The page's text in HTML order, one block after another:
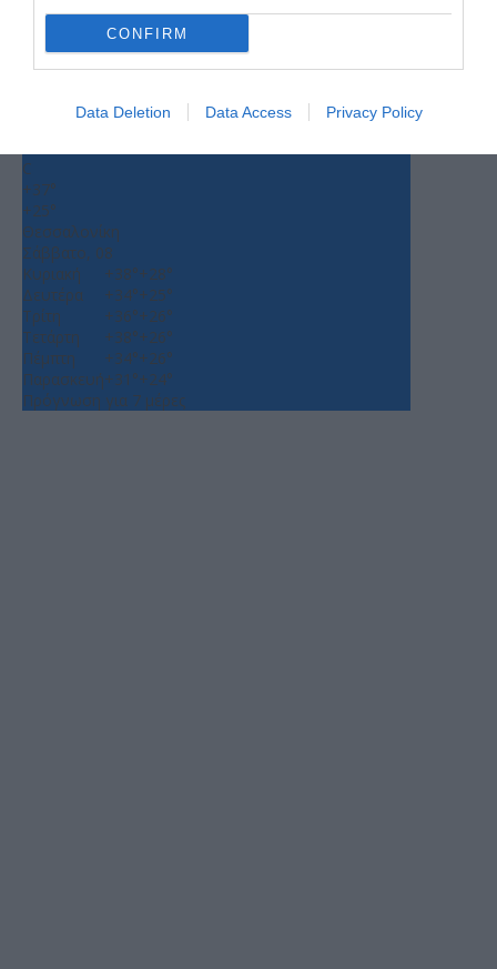
CONFIRM
Data Deletion Data Access Privacy Policy
Ο ΚΑΙΡΟΣ
C
+37°
+25°
Θεσσαλονίκη
Σάββατο, 08
Κυριακή
+38°+28°
Δευτέρα
+34°+25°
Τρίτη
+36°+26°
Τετάρτη
+38°+26°
Πέμπτη
+34°+26°
Παρασκευή+31°+24°
Πρόγνωση για 7 μέρες